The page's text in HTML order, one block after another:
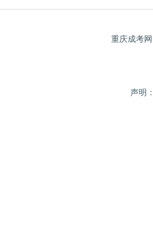
重庆成考
声明